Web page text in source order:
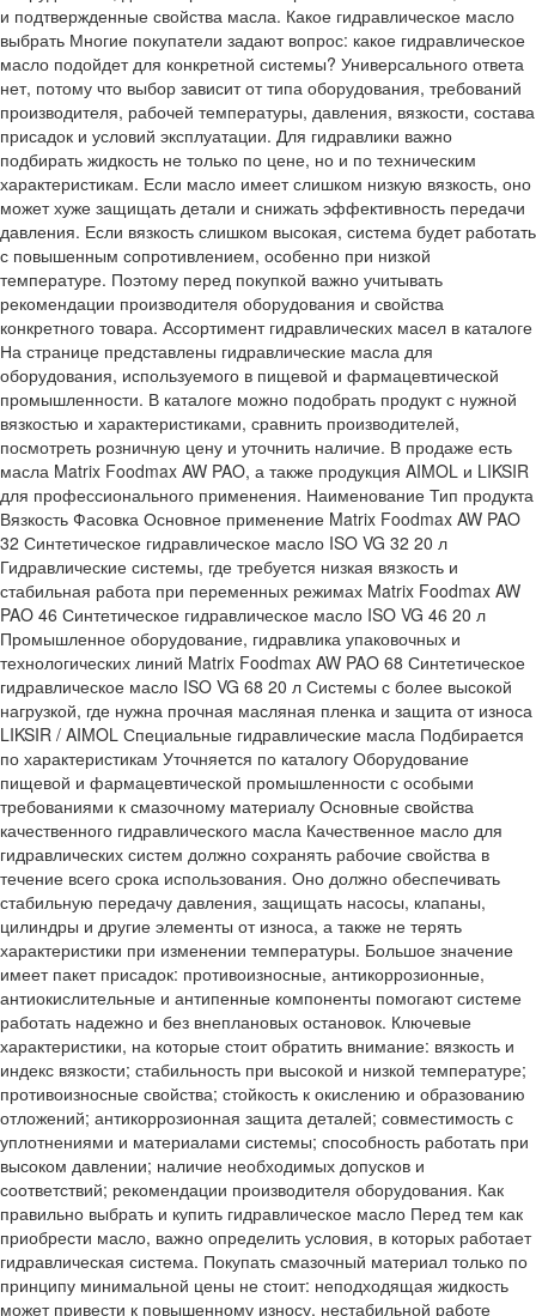
и подтвержденные свойства масла. Какое гидравлическое масло
выбрать Многие покупатели задают вопрос: какое гидравлическое
масло подойдет для конкретной системы? Универсального ответа
нет, потому что выбор зависит от типа оборудования, требований
производителя, рабочей температуры, давления, вязкости, состава
присадок и условий эксплуатации. Для гидравлики важно
подбирать жидкость не только по цене, но и по техническим
характеристикам. Если масло имеет слишком низкую вязкость, оно
может хуже защищать детали и снижать эффективность передачи
давления. Если вязкость слишком высокая, система будет работать
с повышенным сопротивлением, особенно при низкой
температуре. Поэтому перед покупкой важно учитывать
рекомендации производителя оборудования и свойства
конкретного товара. Ассортимент гидравлических масел в каталоге
На странице представлены гидравлические масла для
оборудования, используемого в пищевой и фармацевтической
промышленности. В каталоге можно подобрать продукт с нужной
вязкостью и характеристиками, сравнить производителей,
посмотреть розничную цену и уточнить наличие. В продаже есть
масла Matrix Foodmax AW PAO, а также продукция AIMOL и LIKSIR
для профессионального применения. Наименование Тип продукта
Вязкость Фасовка Основное применение Matrix Foodmax AW PAO
32 Синтетическое гидравлическое масло ISO VG 32 20 л
Гидравлические системы, где требуется низкая вязкость и
стабильная работа при переменных режимах Matrix Foodmax AW
PAO 46 Синтетическое гидравлическое масло ISO VG 46 20 л
Промышленное оборудование, гидравлика упаковочных и
технологических линий Matrix Foodmax AW PAO 68 Синтетическое
гидравлическое масло ISO VG 68 20 л Системы с более высокой
нагрузкой, где нужна прочная масляная пленка и защита от износа
LIKSIR / AIMOL Специальные гидравлические масла Подбирается
по характеристикам Уточняется по каталогу Оборудование
пищевой и фармацевтической промышленности с особыми
требованиями к смазочному материалу Основные свойства
качественного гидравлического масла Качественное масло для
гидравлических систем должно сохранять рабочие свойства в
течение всего срока использования. Оно должно обеспечивать
стабильную передачу давления, защищать насосы, клапаны,
цилиндры и другие элементы от износа, а также не терять
характеристики при изменении температуры. Большое значение
имеет пакет присадок: противоизносные, антикоррозионные,
антиокислительные и антипенные компоненты помогают системе
работать надежно и без внеплановых остановок. Ключевые
характеристики, на которые стоит обратить внимание: вязкость и
индекс вязкости; стабильность при высокой и низкой температуре;
противоизносные свойства; стойкость к окислению и образованию
отложений; антикоррозионная защита деталей; совместимость с
уплотнениями и материалами системы; способность работать при
высоком давлении; наличие необходимых допусков и
соответствий; рекомендации производителя оборудования. Как
правильно выбрать и купить гидравлическое масло Перед тем как
приобрести масло, важно определить условия, в которых работает
гидравлическая система. Покупать смазочный материал только по
принципу минимальной цены не стоит: неподходящая жидкость
может привести к повышенному износу, нестабильной работе